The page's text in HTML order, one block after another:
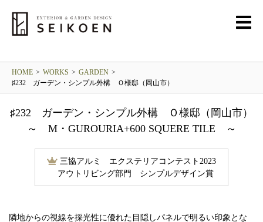
GARDEN
HOME > WORKS > GARDEN >
♯232 ガーデン・シンプル外構 Ｏ様邸（岡山市）
♯232 ガーデン・シンプル外構 Ｏ様邸（岡山市）
～ M・GUROURIA+600 SQUERE TILE ～
三協アルミ エクステリアコンテスト2023
アウトリビング部門 シンプルデザイン賞
隣地からの視線を採光性に優れた目隠しパネルで明るい印象とな